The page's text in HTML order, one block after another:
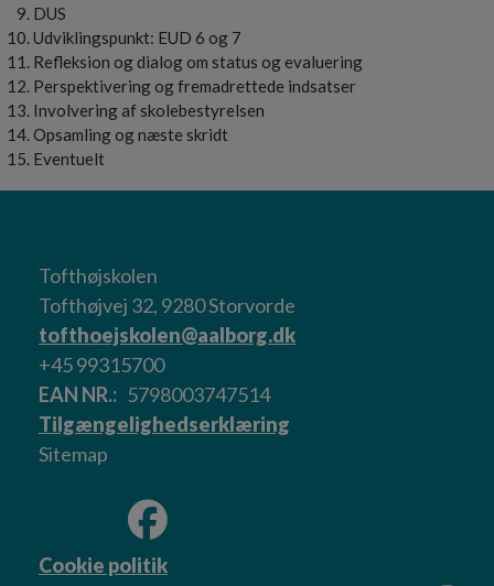
DUS
Udviklingspunkt: EUD 6 og 7
Refleksion og dialog om status og evaluering
Perspektivering og fremadrettede indsatser
Involvering af skolebestyrelsen
Opsamling og næste skridt
Eventuelt
Tofthøjskolen
Tofthøjvej 32, 9280 Storvorde
tofthoejskolen@aalborg.dk
+45 99315700
EAN NR.
5798003747514
Tilgængelighedserklæring
Sitemap
Cookie politik